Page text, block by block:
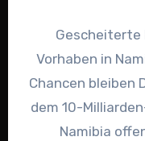
Gescheiterte
Vorhaben in
Chancen bleiben
dem 10-
Namibia